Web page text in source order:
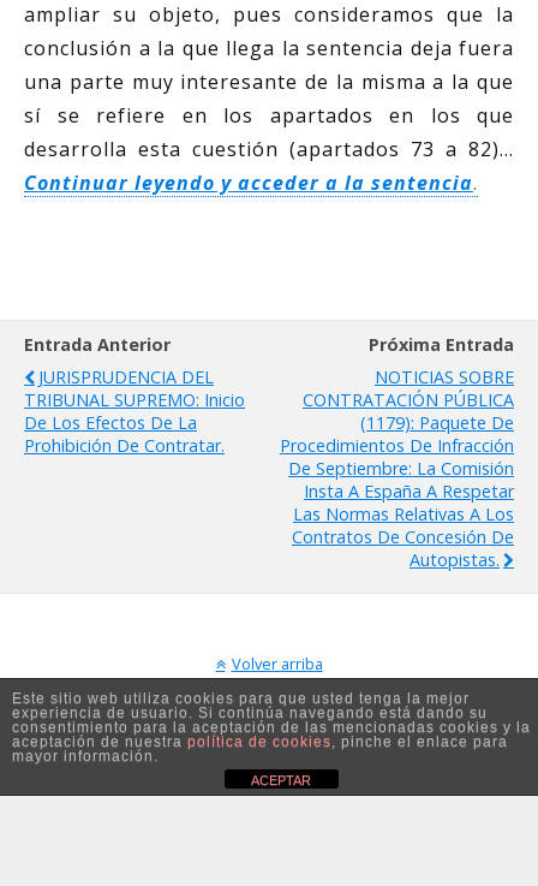
ampliar su objeto, pues consideramos que la
conclusión a la que llega la sentencia deja fuera
una parte muy interesante de la misma a la que
sí se refiere en los apartados en los que
desarrolla esta cuestión (apartados 73 a 82)…
Continuar leyendo y acceder a la sentencia.
Entrada Anterior
JURISPRUDENCIA DEL
TRIBUNAL SUPREMO: Inicio
De Los Efectos De La
Prohibición De Contratar.
Próxima Entrada
NOTICIAS SOBRE
CONTRATACIÓN PÚBLICA
(1179): Paquete De
Procedimientos De Infracción
De Septiembre: La Comisión
Insta A España A Respetar
Las Normas Relativas A Los
Contratos De Concesión De
Autopistas.
Volver arriba
Móvil Escritorio
Este sitio web utiliza cookies para que usted tenga la mejor
experiencia de usuario. Si continúa navegando está dando su
consentimiento para la aceptación de las mencionadas cookies y la
aceptación de nuestra política de cookies, pinche el enlace para
mayor información.
ACEPTAR